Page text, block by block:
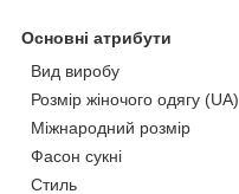
Основні атрибути
Вид виробу
Розмір жіночого одягу (UA)
Міжнародний розмір
Фасон сукні
Стиль